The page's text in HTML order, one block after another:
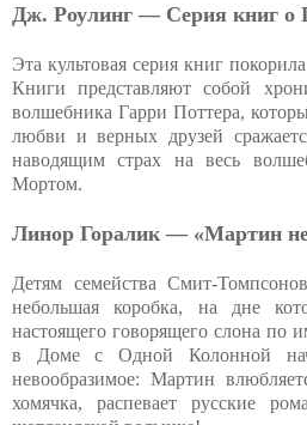
Дж. Роулинг — Серия книг о
Эта культовая серия книг
Книги представляют собой
волшебника Гарри Поттера,
любви и верных друзей
наводящим страх на весь
Мортом.
Линор Горалик — «Мартин не
Детям семейства Смит-
небольшая коробка, на дне
настоящего говорящего слона по
в Доме с Одной Колонной
невообразимое: Мартин
хомячка, распевает русские